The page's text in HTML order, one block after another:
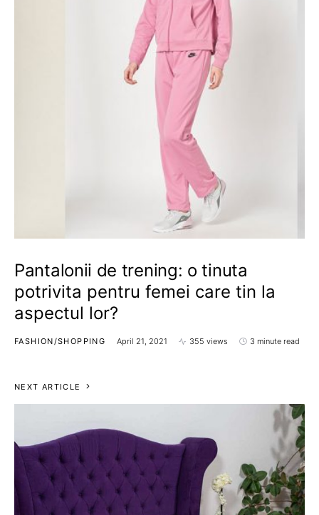
Pantalonii de trening: o tinuta
potrivita pentru femei care tin la
aspectul lor?
FASHION/SHOPPING April 21, 2021 355 views 3 minute read
NEXT ARTICLE